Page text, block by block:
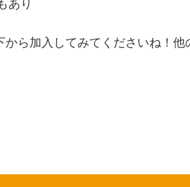
あり
ら加入してみてくださいね！他